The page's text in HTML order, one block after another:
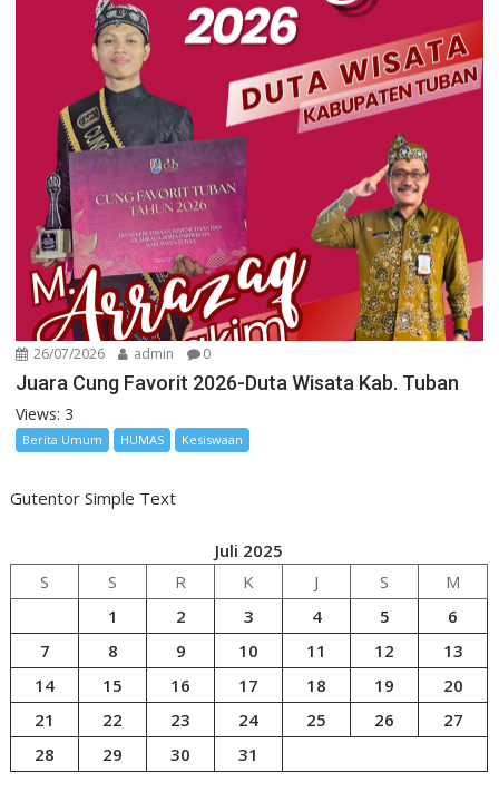
26/07/2026 admin 0
Juara Cung Favorit 2026-Duta Wisata Kab. Tuban
Views: 3
Berita Umum HUMAS Kesiswaan
Gutentor Simple Text
Juli 2025
S
S R K J S
M
1
2 3 4 5
6
7
8 9 10 11 12
13
14
15 16 17 18 19
20
21
22 23 24 25 26
27
28
29 30 31